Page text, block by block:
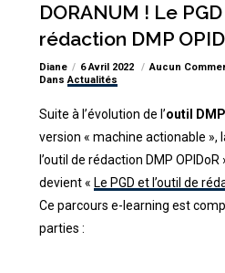
DORANUM ! Le
rédaction DMP
Diane 6 Avril 2022 Aucun
DansActualités
Suite à l’évolution de l’outil
version « machine actionable »,
l’outil de rédaction DMP
devient « Le PGD et l’outil de
Ce parcours e-learning est
parties :